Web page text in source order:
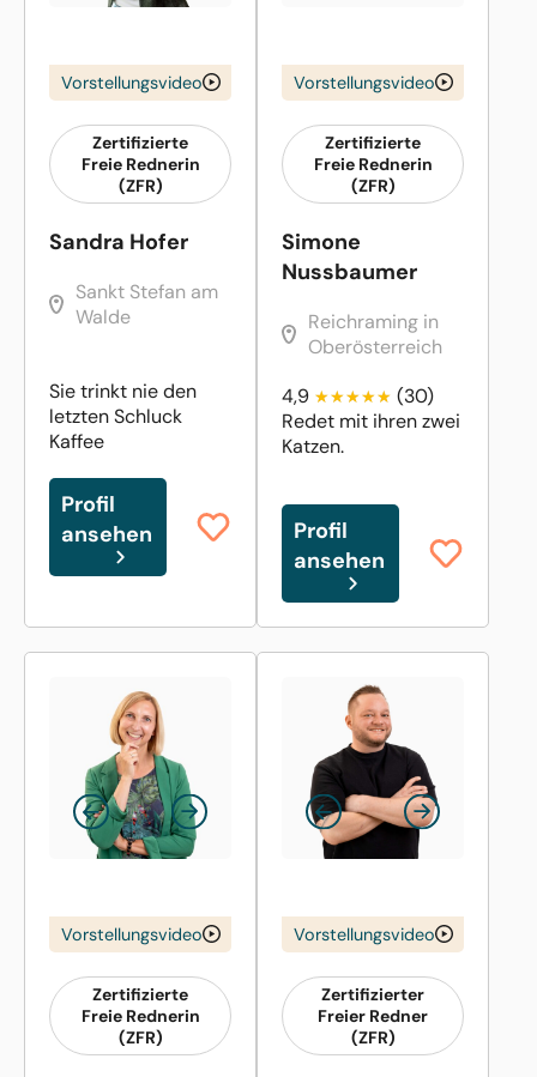
Vorstellungsvideo
Zertifizierte
Freie Rednerin
(ZFR)
Sandra Hofer
Sankt Stefan am
Walde
Sie trinkt nie den
letzten Schluck
Kaffee
Profil
ansehen
Vorstellungsvideo
Zertifizierte
Freie Rednerin
(ZFR)
Simone
Nussbaumer
Reichraming in
Oberösterreich
4,9
(30)
Redet mit ihren zwei
Katzen.
Profil
ansehen
Vorstellungsvideo
Zertifizierte
Freie Rednerin
(ZFR)
Vorstellungsvideo
Zertifizierter
Freier Redner
(ZFR)